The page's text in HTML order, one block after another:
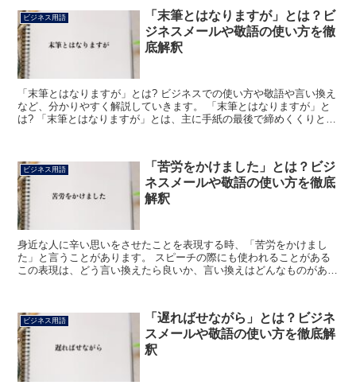
ビジネス用語
「末筆とはなりますが」とは？ビ
ジネスメールや敬語の使い方を徹
底解釈
「末筆とはなりますが」とは? ビジネスでの使い方や敬語や言い換え
など、分かりやすく解説していきます。 「末筆とはなりますが」と
は? 「末筆とはなりますが」とは、主に手紙の最後で締めくくりとし
ビジネス用語
「苦労をかけました」とは？ビジ
ネスメールや敬語の使い方を徹底
解釈
身近な人に辛い思いをさせたことを表現する時、「苦労をかけまし
た」と言うことがあります。 スピーチの際にも使われることがある
この表現は、どう言い換えたら良いか、言い換えはどんなものがある
ビジネス用語
「遅ればせながら」とは？ビジネ
スメールや敬語の使い方を徹底解
釈